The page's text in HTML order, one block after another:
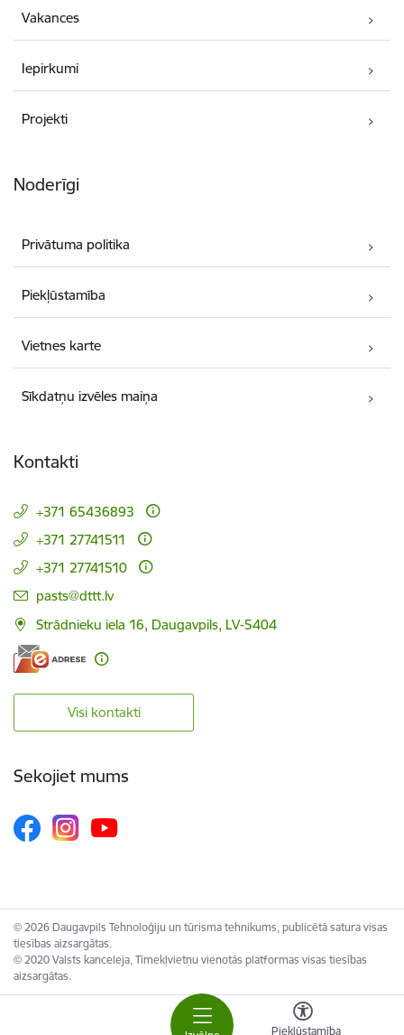
Piekļūstamība
Vakances
Iepirkumi
Projekti
Noderīgi
Privātuma politika
Piekļūstamība
Vietnes karte
Sīkdatņu izvēles maiņa
Kontakti
+371 65436893
+371 27741511
+371 27741510
E-pasts:
pasts@dttt.lv
Strādnieku iela 16, Daugavpils, LV-5404
Visi kontakti
Sekojiet mums
© 2026 Daugavpils Tehnoloģiju un tūrisma tehnikums, publicētā satura visas
tiesības aizsargātas.
© 2020 Valsts kanceleja, Tīmekļvietņu vienotās platformas visas tiesības
aizsargātas.